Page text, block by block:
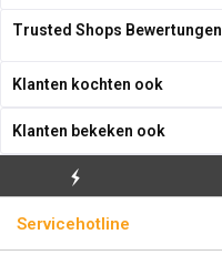
Trusted Shops Bewertungen
Klanten kochten ook
Klanten bekeken ook
BLIKSEMVERZENDING
Servicehotline